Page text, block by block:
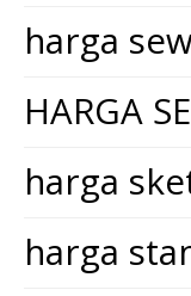
harga
HARGA
harga
harga